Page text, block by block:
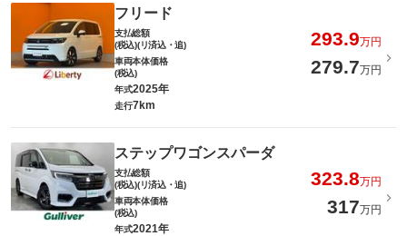
フリード
支払総額
(税込)(リ済込・追)
293.9万円
車両本体価格
(税込)
279.7万円
年式2025年
走行7km
ステップワゴンスパーダ
支払総額
(税込)(リ済込・追)
323.8万円
車両本体価格
(税込)
317万円
年式2021年